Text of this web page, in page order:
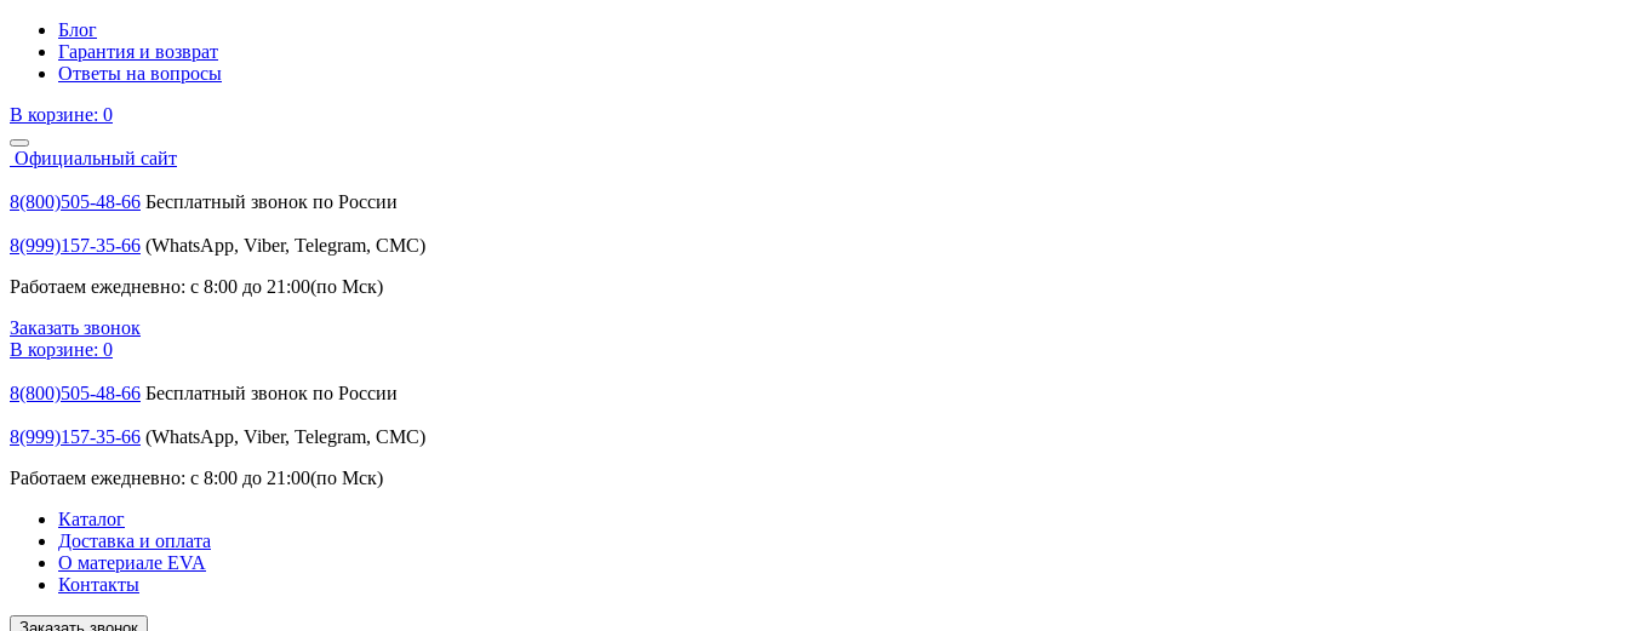
Блог
Гарантия и возврат
Ответы на вопросы
В корзине: 0
Официальный сайт
8(800)505-48-66 Бесплатный звонок по России
8(999)157-35-66 (WhatsApp, Viber, Telegram, СМС)
Работаем ежедневно: с 8:00 до 21:00(по Мск)
Заказать звонок
В корзине: 0
8(800)505-48-66 Бесплатный звонок по России
8(999)157-35-66 (WhatsApp, Viber, Telegram, СМС)
Работаем ежедневно: с 8:00 до 21:00(по Мск)
Каталог
Доставка и оплата
О материале EVA
Контакты